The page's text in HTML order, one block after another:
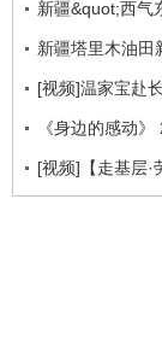
新疆&quot;西气
新疆塔里木油田
[视频]温家宝赴
《身边的感动
[视频]【走基层